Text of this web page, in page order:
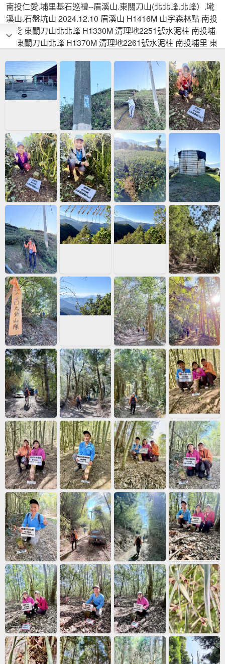
南投仁愛.埔里基石巡禮--眉溪山.東關刀山(北北峰.北峰）.墘
溪山.石盤坑山 2024.12.10 眉溪山 H1416M 山字森林點 南投
仁愛 東關刀山北北峰 H1330M 清理地2251號水泥柱 南投埔
里 東關刀山北峰 H1370M 清理地2261號水泥柱 南投埔里 東
溪山 H898M 總督府圖根補點 南投仁愛 石盤坑山 H940M 山
字森林點 南投仁愛